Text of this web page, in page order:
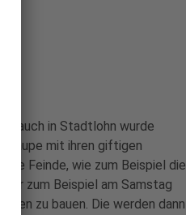
auch in Stadtlohn wurde
Raupe mit ihren giftigen
Feinde, wie zum Beispiel die
zum Beispiel am Samstag
zu bauen. Die werden dann